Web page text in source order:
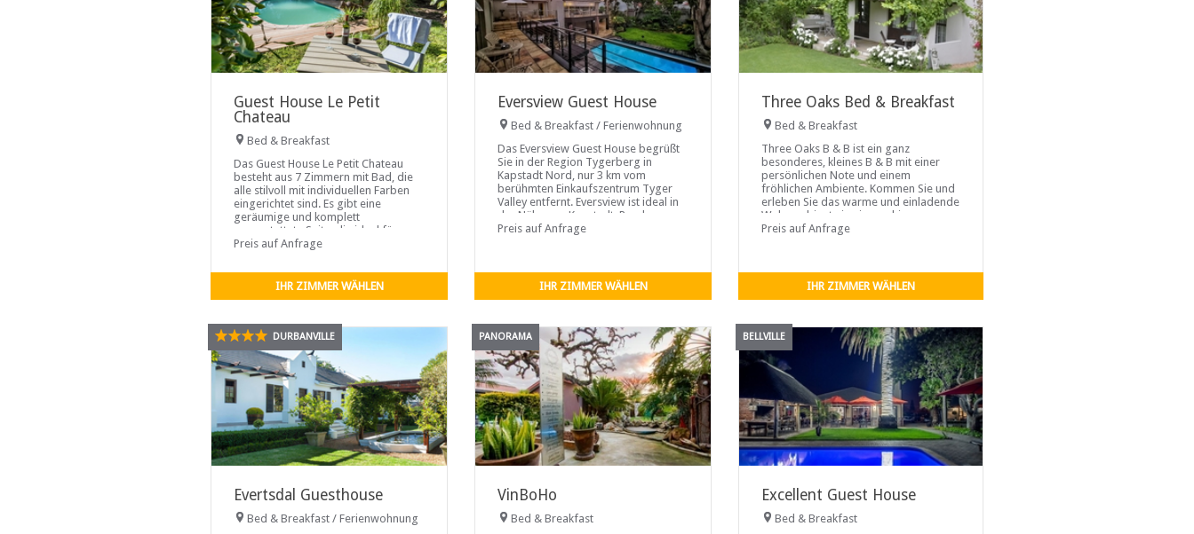
Guest House Le Petit
Chateau
Bed & Breakfast
Das Guest House Le Petit Chateau
besteht aus 7 Zimmern mit Bad, die
alle stilvoll mit individuellen Farben
eingerichtet sind. Es gibt eine
geräumige und komplett
ausgestattete Suite, die ideal für
Selbstversorger und
Preis auf Anfrage
IHR ZIMMER WÄHLEN
Eversview Guest House
Bed & Breakfast / Ferienwohnung
Das Eversview Guest House begrüßt
Sie in der Region Tygerberg in
Kapstadt Nord, nur 3 km vom
berühmten Einkaufszentrum Tyger
Valley entfernt. Eversview ist ideal in
der Nähe von Kapstadt, Paarl,
Stellenbosch und den umliegenden
Preis auf Anfrage
IHR ZIMMER WÄHLEN
Three Oaks Bed & Breakfast
Bed & Breakfast
Three Oaks B & B ist ein ganz
besonderes, kleines B & B mit einer
persönlichen Note und einem
fröhlichen Ambiente. Kommen Sie und
erleben Sie das warme und einladende
Wohnambiente in einer ruhigen
Umgebung.
Preis auf Anfrage
IHR ZIMMER WÄHLEN
DURBANVILLE
Evertsdal Guesthouse
Bed & Breakfast / Ferienwohnung
PANORAMA
VinBoHo
Bed & Breakfast
BELLVILLE
Excellent Guest House
Bed & Breakfast